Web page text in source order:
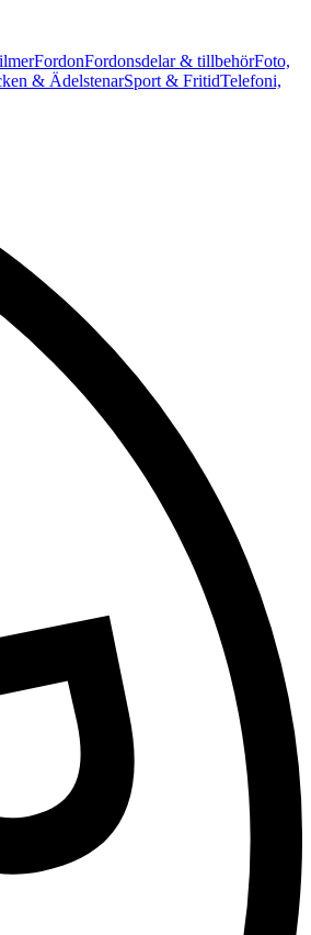
FordonFordonsdelar & tillbehörFoto,
& ÄdelstenarSport & FritidTelefoni,